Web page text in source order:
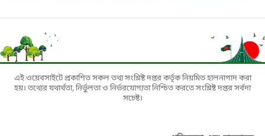
এই ওয়েবসাইটে প্রকাশিত সকল তথ্য সংশ্লিষ্ট দপ্তর কর্তৃক নিয়মিত হালনাগাদ করা
হয়। তথ্যের যথার্থতা, নির্ভুলতা ও নির্ভরযোগ্যতা নিশ্চিত করতে সংশ্লিষ্ট দপ্তর সর্বদা
সচেষ্ট।